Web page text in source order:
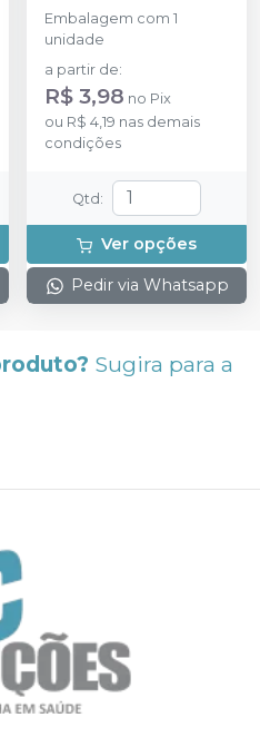
Embalagem com 1
unidade
a partir de:
R$ 3,98 no Pix
ou R$ 4,19 nas demais
condições
Qtd:
Ver opções
Pedir via Whatsapp
Sugira para a